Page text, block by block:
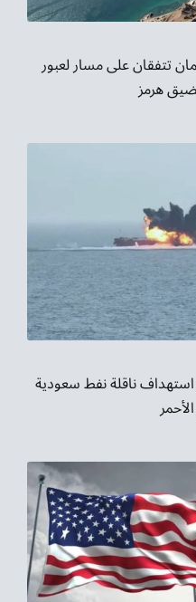
تتفقان على مسار لعبور
هرمز
استهداف ناقلة نفط سعودية